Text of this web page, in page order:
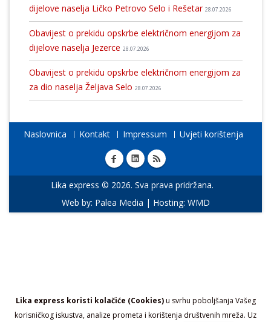
Lika express koristi kolačiće (Cookies)u svrhu poboljšanja Vašeg
korisničkog iskustva, analize prometa i korištenja društvenih mreža. Uz
dijelove naselja Ličko Petrovo Selo i Rešetar 28.07.2026
Obavijest o prekidu opskrbe električnom energijom za
dijelove naselja Jezerce 28.07.2026
Obavijest o prekidu opskrbe električnom energijom za
za dio naselja Željava Selo 28.07.2026
Naslovnica Kontakt Impressum Uvjeti korištenja
Lika express © 2026. Sva prava pridržana.
Web by: Palea Media | Hosting: WMD